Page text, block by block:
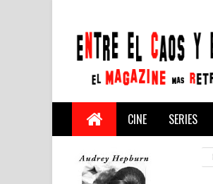
CINE SERIES